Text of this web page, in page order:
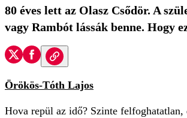
80 éves lett az Olasz Csődör. A
vagy Rambót lássák benne. Hogy
Örökös-Tóth Lajos
Hova repül az idő? Szinte felfoghatatlan,